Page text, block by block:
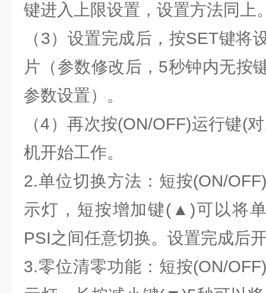
键进入上限设置，设置方法同上
（3）设置完成后，按SET键将
片（参数修改后，5秒钟内无按
参数设置）。
（4）再次按(ON/OFF)运行键(
机开始工作。
2.单位切换方法：短按(ON/
示灯，短按增加键(▲)可以将
PSI之间任意切换。设置完成后
3.零位清零功能：短按(ON/